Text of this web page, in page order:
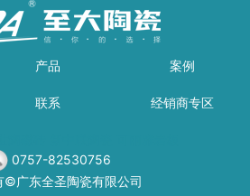
产品 案例
联系 经销商专区
0757-82530756
©广东全圣陶瓷有限公司